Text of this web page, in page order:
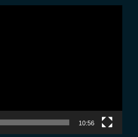
10:56